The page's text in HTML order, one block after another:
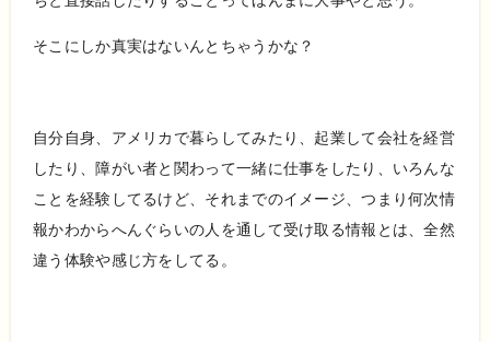
そこにしか真実はないんとちゃうかな？
自分自身、アメリカで暮らしてみたり、起業して会社を経営
したり、障がい者と関わって一緒に仕事をしたり、いろんな
ことを経験してるけど、それまでのイメージ、つまり何次情
報かわからへんぐらいの人を通して受け取る情報とは、全然
違う体験や感じ方をしてる。